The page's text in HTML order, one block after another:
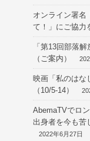
オンライン署名
て！」にご協力
「第13回部落
（ご案内）
映画「私のは
（10/5-14）
AbemaTVでロ
出身者を今も苦
2022年6月27日